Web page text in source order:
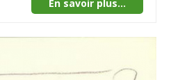
En savoir plus...